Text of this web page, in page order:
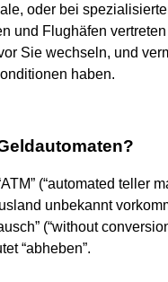
oder bei
und Flughäfen
Sie wechseln, und
haben.
(“automated teller
unbekannt
(“without
“abheben”.